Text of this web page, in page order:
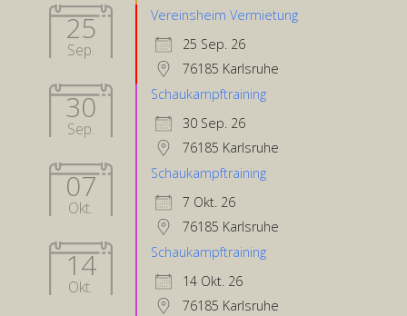
25
Sep.
Vereinsheim Vermietung
25 Sep. 26
76185 Karlsruhe
30
Sep.
Schaukampftraining
30 Sep. 26
76185 Karlsruhe
07
Okt.
Schaukampftraining
7 Okt. 26
76185 Karlsruhe
14
Okt.
Schaukampftraining
14 Okt. 26
76185 Karlsruhe